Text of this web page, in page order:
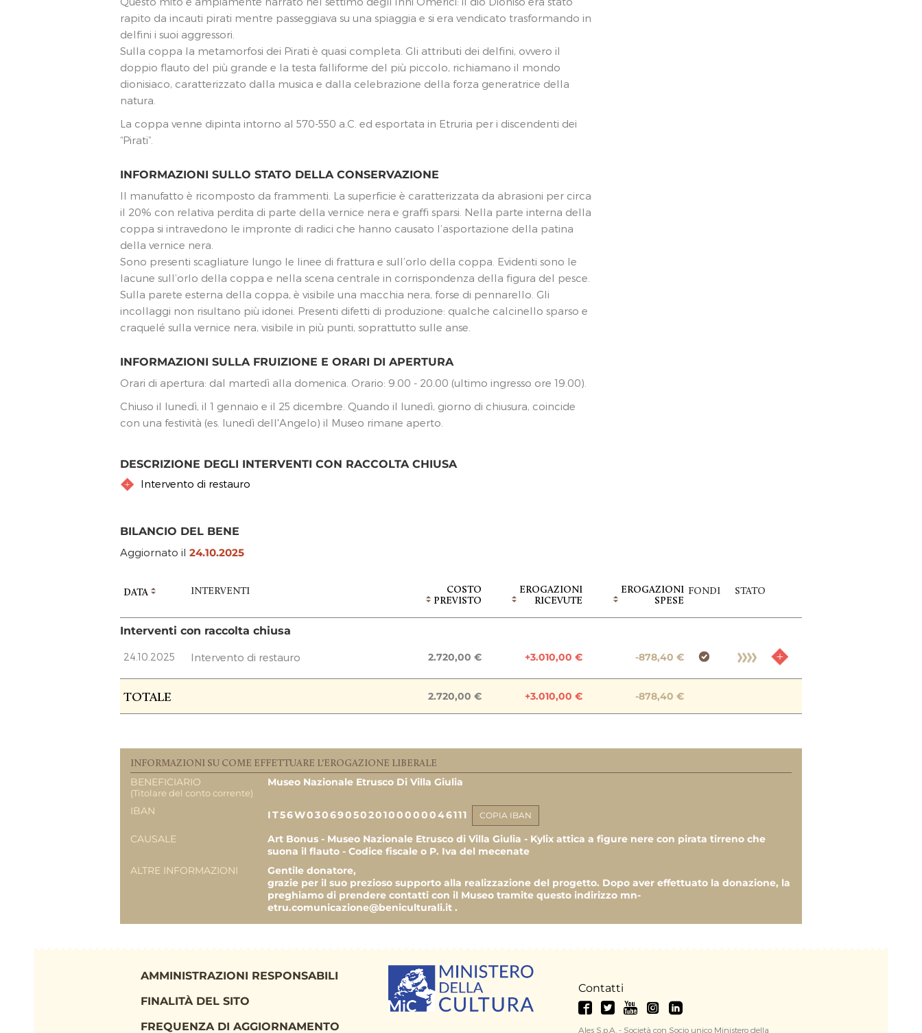
rapito da incauti pirati mentre passeggiava su una spiaggia e si era vendicato trasformando in
delfini i suoi aggressori.
Sulla coppa la metamorfosi dei Pirati è quasi completa. Gli attributi dei delfini, ovvero il
doppio flauto del più grande e la testa falliforme del più piccolo, richiamano il mondo
dionisiaco, caratterizzato dalla musica e dalla celebrazione della forza generatrice della
natura.
La coppa venne dipinta intorno al 570-550 a.C. ed esportata in Etruria per i discendenti dei
“Pirati”.​
INFORMAZIONI SULLO STATO DELLA CONSERVAZIONE
Il manufatto è ricomposto da frammenti. La superficie è caratterizzata da abrasioni per circa
il 20% con relativa perdita di parte della vernice nera e graffi sparsi. Nella parte interna della
coppa si intravedono le impronte di radici che hanno causato l’asportazione della patina
della vernice nera.
Sono presenti scagliature lungo le linee di frattura e sull’orlo della coppa. Evidenti sono le
lacune sull’orlo della coppa e nella scena centrale in corrispondenza della figura del pesce.
Sulla parete esterna della coppa, è visibile una macchia nera, forse di pennarello. Gli
incollaggi non risultano più idonei. Presenti difetti di produzione: qualche calcinello sparso e
craquelé sulla vernice nera, visibile in più punti, soprattutto sulle anse.
INFORMAZIONI SULLA FRUIZIONE E ORARI DI APERTURA
Orari di apertura: dal martedì alla domenica. Orario: 9.00 - 20.00 (ultimo ingresso ore 19.00).
Chiuso il lunedì, il 1 gennaio e il 25 dicembre. Quando il lunedì, giorno di chiusura, coincide
con una festività (es. lunedì dell'Angelo) il Museo rimane aperto.
DESCRIZIONE DEGLI INTERVENTI CON RACCOLTA CHIUSA
Intervento di restauro
BILANCIO DEL BENE
Aggiornato il 24.10.2025
DATA INTERVENTI
COSTO
PREVISTO
EROGAZIONI
RICEVUTE
EROGAZIONI
SPESE
FONDI STATO
Interventi con raccolta chiusa
24.10.2025 Intervento di restauro 2.720,00 € +3.010,00 € -878,40 €
FASE ATTUATIVA Fine Lavori
EROGAZIONI LIBERALI
Gianluca Biscardi 300,00 €
Persona Fisica
250,00 €
250,00 €
Dunia Ramarli
TOTALE 2.720,00 € +3.010,00 € -878,40 €
INFORMAZIONI SU COME EFFETTUARE L'EROGAZIONE LIBERALE
BENEFICIARIO
(Titolare del conto corrente)
Museo Nazionale Etrusco Di Villa Giulia
IBAN IT56W0306905020100000046111 COPIA IBAN
CAUSALE
Art Bonus - Museo Nazionale Etrusco di Villa Giulia - Kylix attica a figure nere con pirata tirreno che
suona il flauto - Codice fiscale o P. Iva del mecenate
ALTRE INFORMAZIONI
Gentile donatore,
grazie per il suo prezioso supporto alla realizzazione del progetto. Dopo aver effettuato la donazione, la
preghiamo di prendere contatti con il Museo tramite questo indirizzo mn-
etru.comunicazione@beniculturali.it .
AMMINISTRAZIONI RESPONSABILI
FINALITÀ DEL SITO
FREQUENZA DI AGGIORNAMENTO
Contatti
Ales S.p.A. - Società con Socio unico Ministero della